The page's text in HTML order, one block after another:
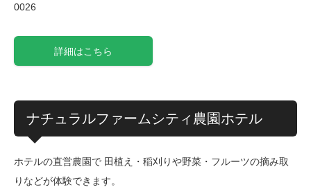
0026
詳細はこちら
ナチュラルファームシティ農園ホテル
ホテルの直営農園で 田植え・稲刈りや野菜・フルーツの摘み取
りなどが体験できます。